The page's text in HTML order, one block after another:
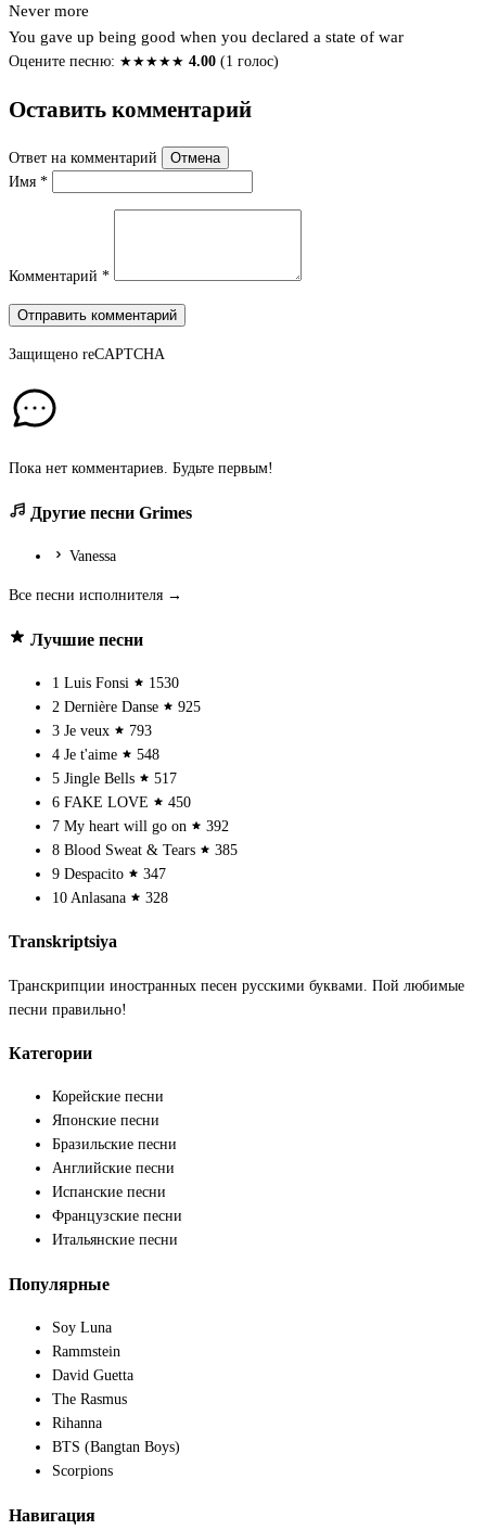
Never more
You gave up being good when you declared a state of war
Оцените песню: ★★★★★ 4.00 (1 голос)
Оставить комментарий
Ответ на комментарий
Отмена
Имя *
Комментарий *
Отправить комментарий
Защищено reCAPTCHA
Пока нет комментариев. Будьте первым!
Другие песни Grimes
Vanessa
Все песни исполнителя →
Лучшие песни
1 Luis Fonsi
1530
2 Dernière Danse
925
3 Je veux
793
4 Je t'aime
548
5 Jingle Bells
517
6 FAKE LOVE
450
7 My heart will go on
392
8 Blood Sweat & Tears
385
9 Despacito
347
10 Anlasana 328
Transkriptsiya
Транскрипции иностранных песен русскими буквами. Пой любимые
песни правильно!
Категории
Корейские песни
Японские песни
Бразильские песни
Английские песни
Испанские песни
Французские песни
Итальянские песни
Популярные
Soy Luna
Rammstein
David Guetta
The Rasmus
Rihanna
BTS (Bangtan Boys)
Scorpions
Навигация